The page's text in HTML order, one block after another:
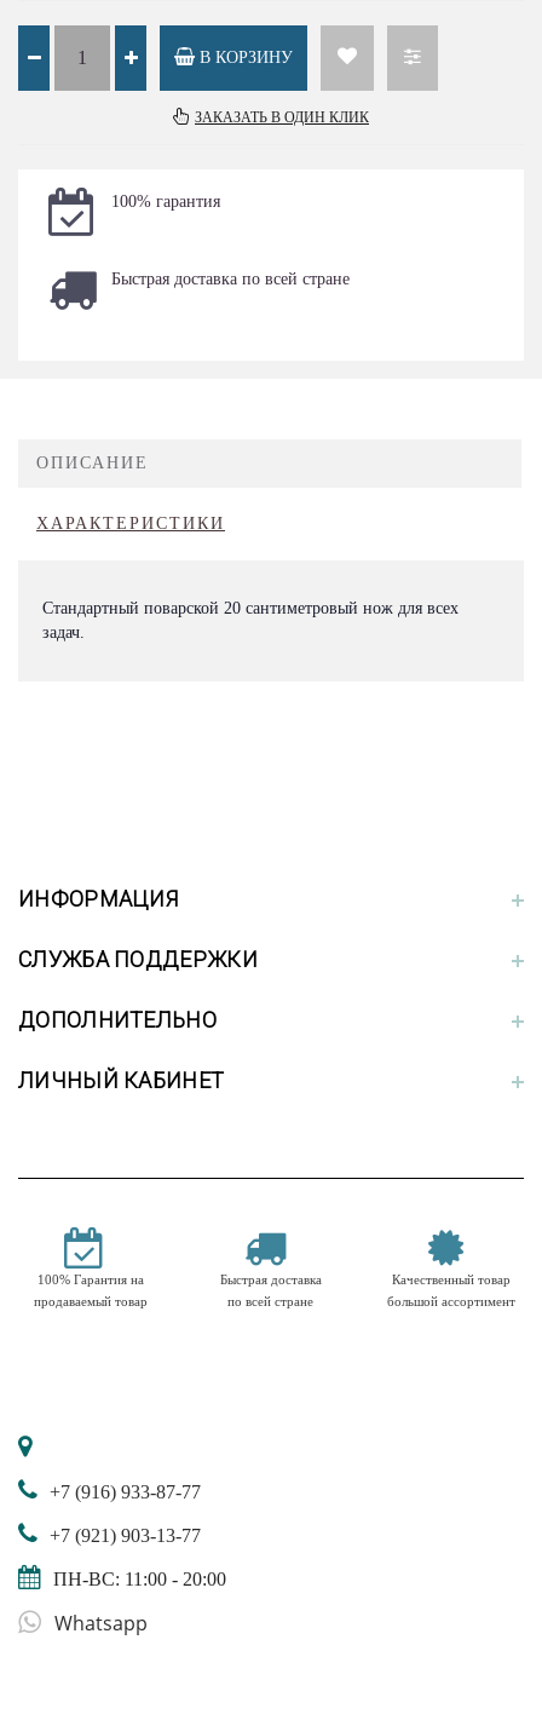
В КОРЗИНУ
ЗАКАЗАТЬ В ОДИН КЛИК
100% гарантия
Быстрая доставка по всей стране
ОПИСАНИЕ
ХАРАКТЕРИСТИКИ
Стандартный поварской 20 сантиметровый нож для всех
задач.
ИНФОРМАЦИЯ
СЛУЖБА ПОДДЕРЖКИ
ДОПОЛНИТЕЛЬНО
ЛИЧНЫЙ КАБИНЕТ
100% Гарантия на
продаваемый товар
Быстрая доставка
по всей стране
Качественный товар
большой ассортимент
+7 (916) 933-87-77
+7 (921) 903-13-77
ПН-ВС: 11:00 - 20:00
Whatsapp